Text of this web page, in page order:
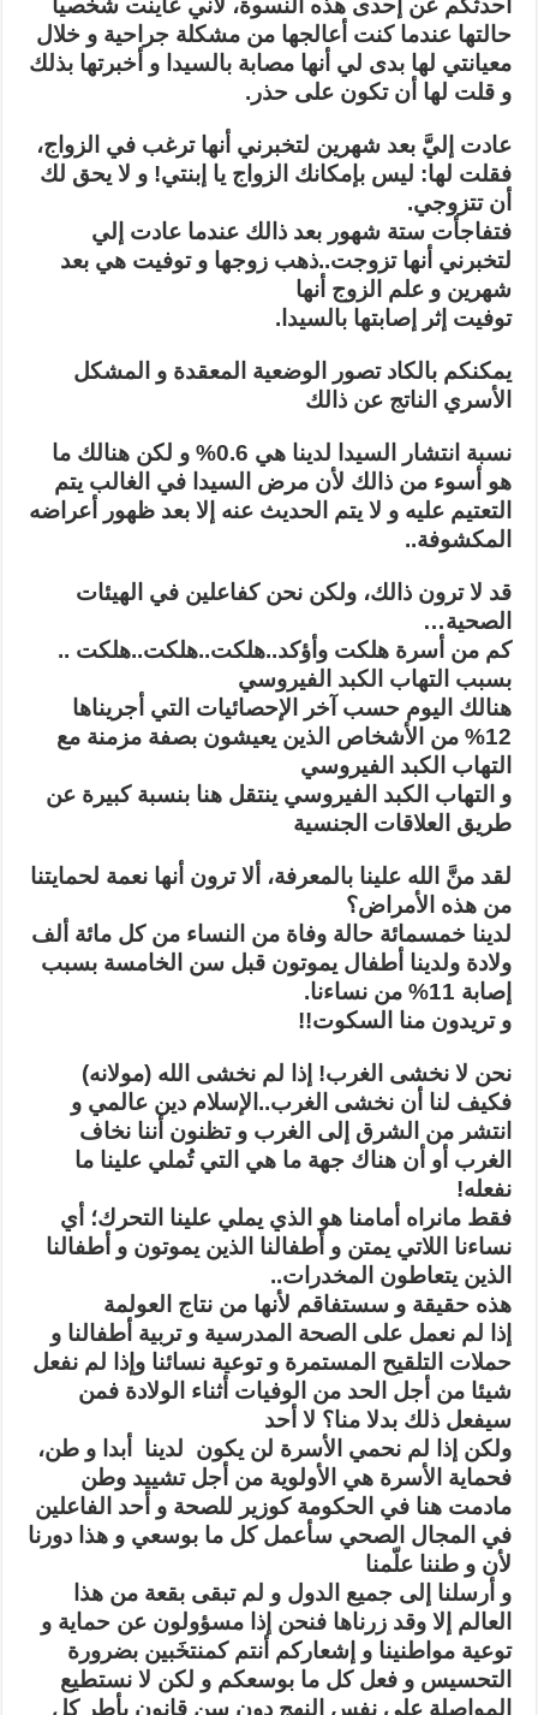
أحدثكم عن إحدى هذه النسوة، لأني عاينت شخصيا
حالتها عندما كنت أعالجها من مشكلة جراحية و خلال
معيانتي لها بدى لي أنها مصابة بالسيدا و أخبرتها بذلك
و قلت لها أن تكون على حذر.
عادت إليَّ بعد شهرين لتخبرني أنها ترغب في الزواج،
فقلت لها: ليس بإمكانك الزواج يا إبنتي! و لا يحق لك
أن تتزوجي.
فتفاجأت ستة شهور بعد ذالك عندما عادت إلي
لتخبرني أنها تزوجت..ذهب زوجها و توفيت هي بعد
شهرين و علم الزوج أنها
توفيت إثر إصابتها بالسيدا.
يمكنكم بالكاد تصور الوضعية المعقدة و المشكل
الأسري الناتج عن ذالك
نسبة انتشار السيدا لدينا هي 0.6% و لكن هنالك ما
هو أسوء من ذالك لأن مرض السيدا في الغالب يتم
التعتيم عليه و لا يتم الحديث عنه إلا بعد ظهور أعراضه
المكشوفة..
قد لا ترون ذالك، ولكن نحن كفاعلين في الهيئات
الصحية…
كم من أسرة هلكت وأؤكد..هلكت..هلكت..هلكت ..
بسبب التهاب الكبد الفيروسي
هنالك اليوم حسب آخر الإحصائيات التي أجريناها
12% من الأشخاص الذين يعيشون بصفة مزمنة مع
التهاب الكبد الفيروسي
و التهاب الكبد الفيروسي ينتقل هنا بنسبة كبيرة عن
طريق العلاقات الجنسية
لقد منَّ الله علينا بالمعرفة، ألا ترون أنها نعمة لحمايتنا
من هذه الأمراض؟
لدينا خمسمائة حالة وفاة من النساء من كل مائة ألف
ولادة ولدينا أطفال يموتون قبل سن الخامسة بسبب
إصابة 11% من نساءنا.
و تريدون منا السكوت!!
نحن لا نخشى الغرب! إذا لم نخشى الله (مولانه)
فكيف لنا أن نخشى الغرب..الإسلام دين عالمي و
انتشر من الشرق إلى الغرب و تظنون أننا نخاف
الغرب أو أن هناك جهة ما هي التي تُملي علينا ما
نفعله!
فقط مانراه أمامنا هو الذي يملي علينا التحرك؛ أي
نساءنا اللاتي يمتن و أطفالنا الذين يموتون و أطفالنا
الذين يتعاطون المخدرات..
هذه حقيقة و سستفاقم لأنها من نتاج العولمة
إذا لم نعمل على الصحة المدرسية و تربية أطفالنا و
حملات التلقيح المستمرة و توعية نسائنا وإذا لم نفعل
شيئا من أجل الحد من الوفيات أثناء الولادة فمن
سيفعل ذلك بدلا منا؟ لا أحد
ولكن إذا لم نحمي الأسرة لن يكون لدينا أبدا و طن،
فحماية الأسرة هي الأولوية من أجل تشييد وطن
مادمت هنا في الحكومة كوزير للصحة و أحد الفاعلين
في المجال الصحي سأعمل كل ما بوسعي و هذا دورنا
لأن و طننا علّمنا
و أرسلنا إلى جميع الدول و لم تبقى بقعة من هذا
العالم إلا وقد زرناها فنحن إذا مسؤولون عن حماية و
توعية مواطنينا و إشعاركم أنتم كمنتخَبين بضرورة
التحسيس و فعل كل ما بوسعكم و لكن لا نستطيع
المواصلة على نفس النهج دون سن قانون يأطر كل